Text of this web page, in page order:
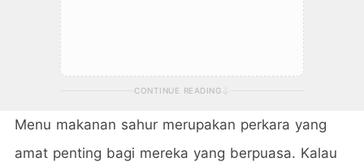
CONTINUE READING
Menu makanan sahur merupakan perkara yang
amat penting bagi mereka yang berpuasa. Kalau